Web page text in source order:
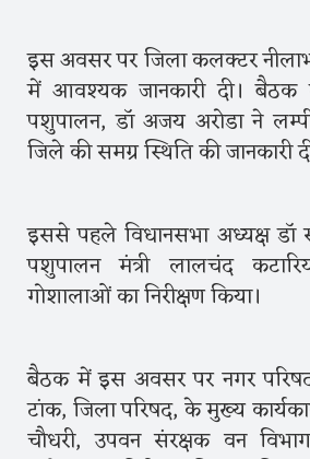
इस अवसर पर जिला कलक्टर
में आवश्यक जानकारी दी।
पशुपालन, डॉ अजय अरोडा ने
जिले की समग्र स्थिति की जानकारी
इससे पहले विधानसभा अध्यक्ष डॉ
पशुपालन मंत्री लालचंद
गोशालाओं का निरीक्षण किया।
बैठक में इस अवसर पर नगर
टांक, जिला परिषद, के मुख्य
चौधरी, उपवन संरक्षक वन